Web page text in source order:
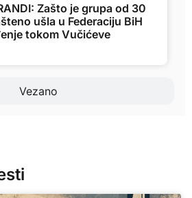
Vezano
Zašto je grupa od 30
ušla u Federaciju BiH
tokom Vučićeve